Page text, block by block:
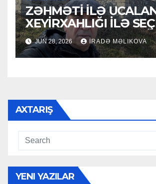
ZƏHMƏTİ İLƏ
XEYİRXAHLIĞI İLƏ
HACI RAMAZAN
JUN 28, 2026 İRADƏ MƏLIKOVA
AXTARIŞ
YENI YAZILAR